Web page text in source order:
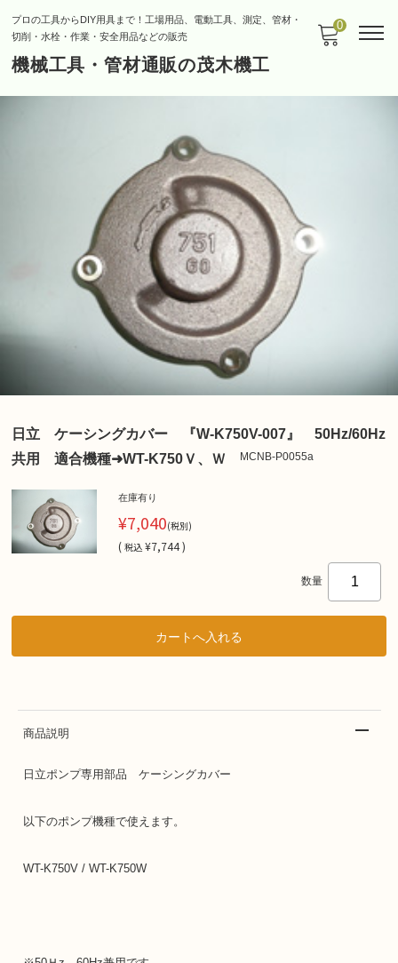
プロの工具からDIY用具まで！工場用品、電動工具、測定、管材・
切削・水栓・作業・安全用品などの販売
機械工具・管材通販の茂木機工
0
日立 ケーシングカバー 『W-K750V-007』 50Hz/60Hz
共用 適合機種➜WT-K750Ｖ、Ｗ
MCNB-P0055a
在庫有り
¥7,040(税別)
( 税込 ¥7,744 )
数量
商品説明
日立ポンプ専用部品 ケーシングカバー
以下のポンプ機種で使えます。
WT-K750V / WT-K750W